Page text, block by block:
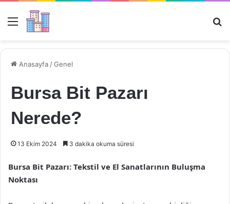
Menü
Anasayfa /Genel
Bursa Bit Pazarı
Nerede?
13 Ekim 2024 3 dakika okuma süresi
Bursa Bit Pazarı: Tekstil ve El Sanatlarının Buluşma
Noktası